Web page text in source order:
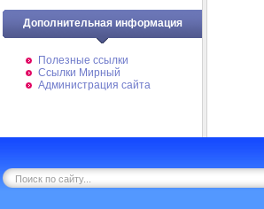
Дополнительная информация
Полезные ссылки
Ссылки Мирный
Администрация сайта